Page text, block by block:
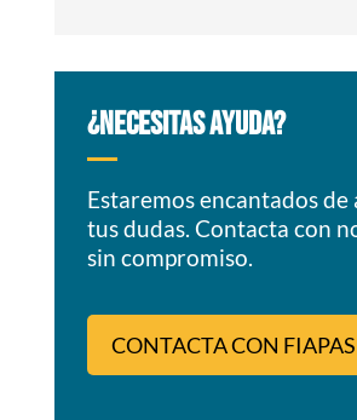
¿NECESITAS AYUDA?
Estaremos encantados de
tus dudas. Contacta con
sin compromiso.
CONTACTA CON FIAPAS